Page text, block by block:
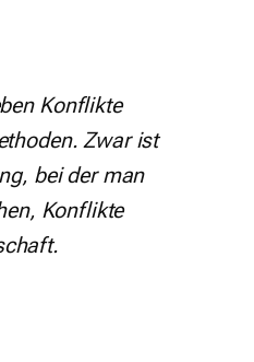
Konflikte
Zwar ist
bei der man
Konflikte